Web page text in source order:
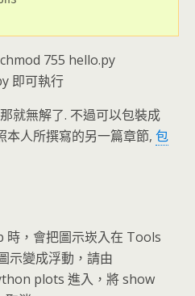
755 hello.py
即可執行
就無解了. 不過可以包裝成
本人所撰寫的另一篇章節, 包
，會把圖示崁入在 Tools
示變成浮動，請由
plots 進入，將 show